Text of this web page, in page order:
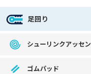
足回り
シューリンクアッセン
ゴムパッド